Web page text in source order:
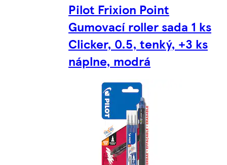
Pilot Frixion Point
Gumovací roller sada 1 ks
Clicker, 0.5, tenký, +3 ks
náplne, modrá